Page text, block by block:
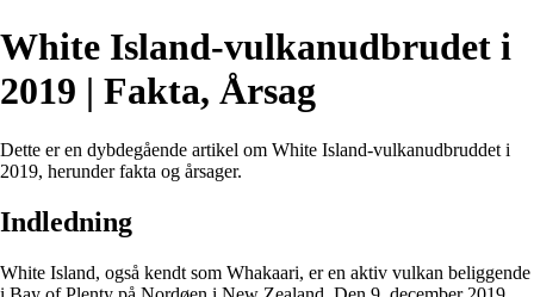
White Island-vulkanudbrudet i
2019 | Fakta, Årsag
Dette er en dybdegående artikel om White Island-vulkanudbruddet i
2019, herunder fakta og årsager.
Indledning
White Island, også kendt som Whakaari, er en aktiv vulkan beliggende